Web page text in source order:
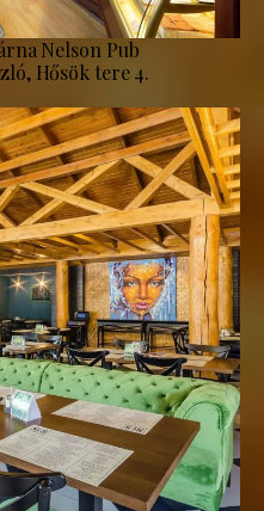
Nelson Pub
Hősök tere 4.